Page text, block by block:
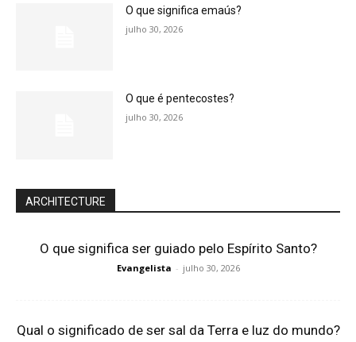
O que significa emaús?
julho 30, 2026
O que é pentecostes?
julho 30, 2026
ARCHITECTURE
O que significa ser guiado pelo Espírito Santo?
Evangelista - julho 30, 2026
Qual o significado de ser sal da Terra e luz do mundo?